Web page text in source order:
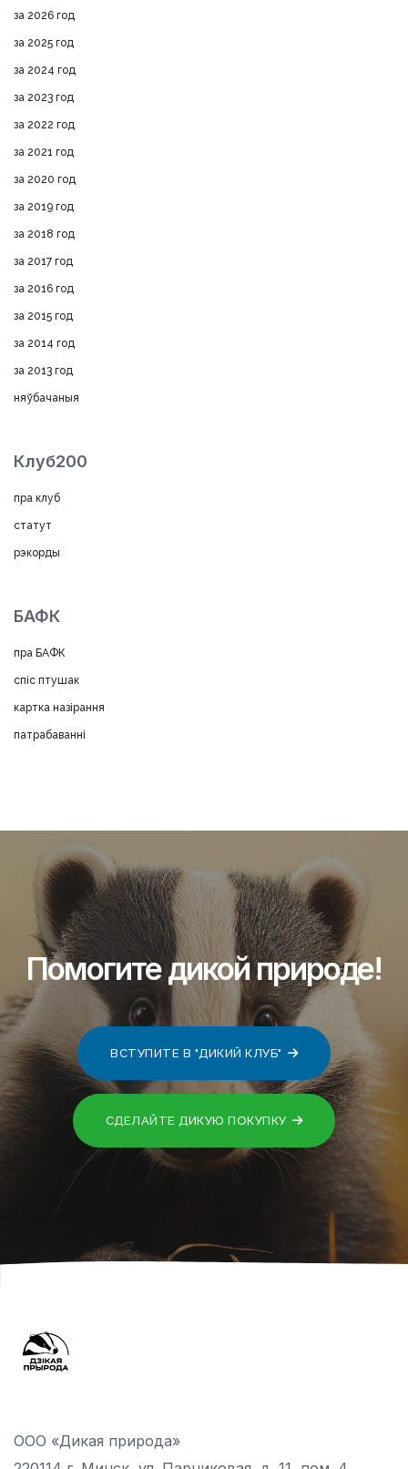
за 2026 год
за 2025 год
за 2024 год
за 2023 год
за 2022 год
за 2021 год
за 2020 год
за 2019 год
за 2018 год
за 2017 год
за 2016 год
за 2015 год
за 2014 год
за 2013 год
няўбачаныя
Клуб200
пра клуб
статут
рэкорды
БАФК
пра БАФК
спіс птушак
картка назірання
патрабаванні
Помогите дикой природе!
ВСТУПИТЕ В "ДИКИЙ КЛУБ"
СДЕЛАЙТЕ ДИКУЮ ПОКУПКУ
ООО «Дикая природа»